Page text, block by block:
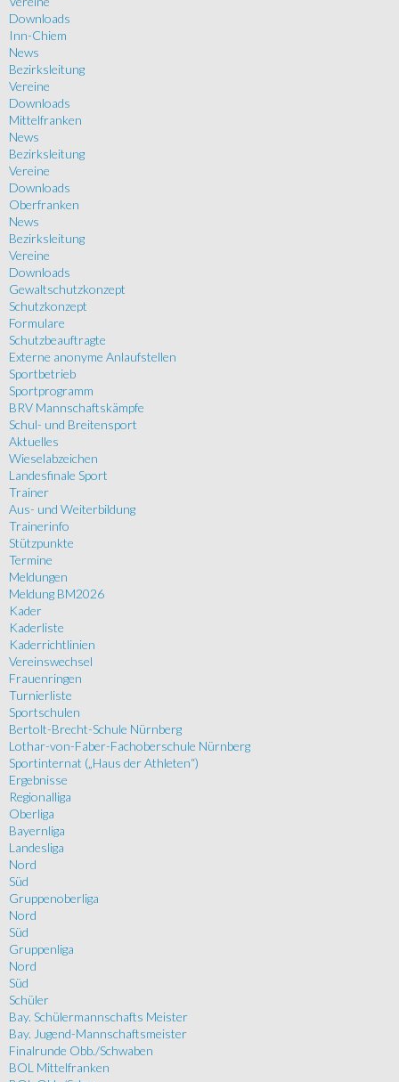
Downloads
Inn-Chiem
News
Bezirksleitung
Vereine
Downloads
Mittelfranken
News
Bezirksleitung
Vereine
Downloads
Oberfranken
News
Bezirksleitung
Vereine
Downloads
Gewaltschutzkonzept
Schutzkonzept
Formulare
Schutzbeauftragte
Externe anonyme Anlaufstellen
Sportbetrieb
Sportprogramm
BRV Mannschaftskämpfe
Schul- und Breitensport
Aktuelles
Wieselabzeichen
Landesfinale Sport
Trainer
Aus- und Weiterbildung
Trainerinfo
Stützpunkte
Termine
Meldungen
Meldung BM2026
Kader
Kaderliste
Kaderrichtlinien
Vereinswechsel
Frauenringen
Turnierliste
Sportschulen
Bertolt-Brecht-Schule Nürnberg
Lothar-von-Faber-Fachoberschule Nürnberg
Sportinternat („Haus der Athleten“)
Ergebnisse
Regionalliga
Oberliga
Bayernliga
Landesliga
Nord
Süd
Gruppenoberliga
Nord
Süd
Gruppenliga
Nord
Süd
Schüler
Bay. Schülermannschafts Meister
Bay. Jugend-Mannschaftsmeister
Finalrunde Obb./Schwaben
BOL Mittelfranken